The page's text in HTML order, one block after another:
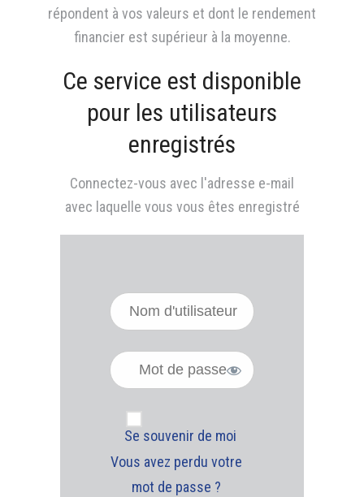
répondent à vos valeurs et dont le rendement
financier est supérieur à la moyenne.
Ce service est disponible
pour les utilisateurs
enregistrés
Connectez-vous avec l'adresse e-mail
avec laquelle vous vous êtes enregistré
Se souvenir de moi
Vous avez perdu votre
mot de passe ?